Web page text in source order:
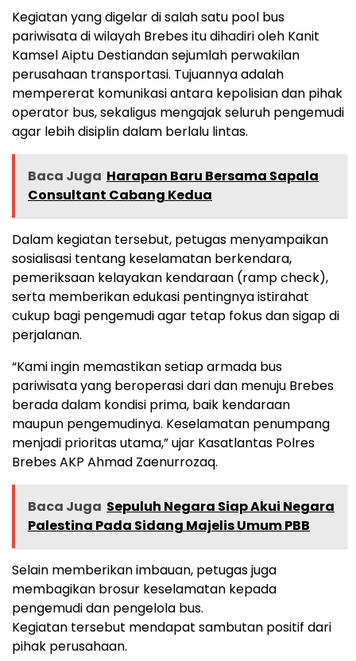
Kegiatan yang digelar di salah satu pool bus
pariwisata di wilayah Brebes itu dihadiri oleh Kanit
Kamsel Aiptu Destiandan sejumlah perwakilan
perusahaan transportasi. Tujuannya adalah
mempererat komunikasi antara kepolisian dan pihak
operator bus, sekaligus mengajak seluruh pengemudi
agar lebih disiplin dalam berlalu lintas.
Baca Juga Harapan Baru Bersama Sapala
Consultant Cabang Kedua
Dalam kegiatan tersebut, petugas menyampaikan
sosialisasi tentang keselamatan berkendara,
pemeriksaan kelayakan kendaraan (ramp check),
serta memberikan edukasi pentingnya istirahat
cukup bagi pengemudi agar tetap fokus dan sigap di
perjalanan.
“Kami ingin memastikan setiap armada bus
pariwisata yang beroperasi dari dan menuju Brebes
berada dalam kondisi prima, baik kendaraan
maupun pengemudinya. Keselamatan penumpang
menjadi prioritas utama,” ujar Kasatlantas Polres
Brebes AKP Ahmad Zaenurrozaq.
Baca Juga Sepuluh Negara Siap Akui Negara
Palestina Pada Sidang Majelis Umum PBB
Selain memberikan imbauan, petugas juga
membagikan brosur keselamatan kepada
pengemudi dan pengelola bus.
Kegiatan tersebut mendapat sambutan positif dari
pihak perusahaan.